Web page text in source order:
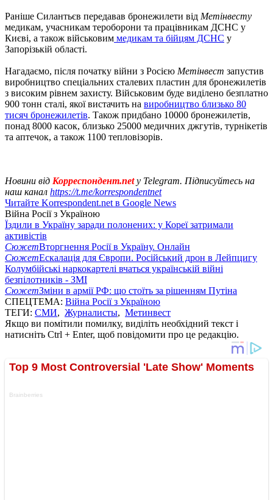
Раніше Силантьєв передавав бронежилети від Метінвесту
медикам, учасникам тероборони та працівникам ДСНС у
Києві, а також військовим медикам та бійцям ДСНС у
Запорізькій області.
Нагадаємо, після початку війни з Росією Метінвест запустив
виробництво спеціальних сталевих пластин для бронежилетів
з високим рівнем захисту. Військовим буде виділено безплатно
900 тонн сталі, якої вистачить на виробництво близько 80
тисяч бронежилетів. Також придбано 10000 бронежилетів,
понад 8000 касок, близько 25000 медичних джгутів, турнікетів
та аптечок, а також 1100 тепловізорів.
Новини від Корреспондент.netу Telegram. Підписуйтесь на
наш канал https://t.me/korrespondentnet
Читайте Korrespondent.net в Google News
Війна Росії з Україною
Їздили в Україну заради полонених: у Кореї затримали
активістів
СюжетВторгнення Росії в Україну. Онлайн
СюжетЕскалація для Європи. Російський дрон в Лейпцигу
Колумбійські наркокартелі вчаться українській війні
безпілотників - ЗМІ
СюжетЗміни в армії РФ: що стоїть за рішенням Путіна
СПЕЦТЕМА: Війна Росії з Україною
ТЕГИ: СМИ, Журналисты, Метинвест
Якщо ви помітили помилку, виділіть необхідний текст і
натисніть Ctrl + Enter, щоб повідомити про це редакцію.